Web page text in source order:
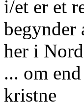
i/et er et
her i
... om
kristne